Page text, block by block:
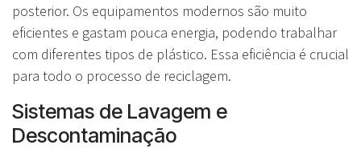
posterior. Os equipamentos modernos são muito
eficientes e gastam pouca energia, podendo trabalhar
com diferentes tipos de plástico. Essa eficiência é crucial
para todo o processo de reciclagem.
Sistemas de Lavagem e
Descontaminação